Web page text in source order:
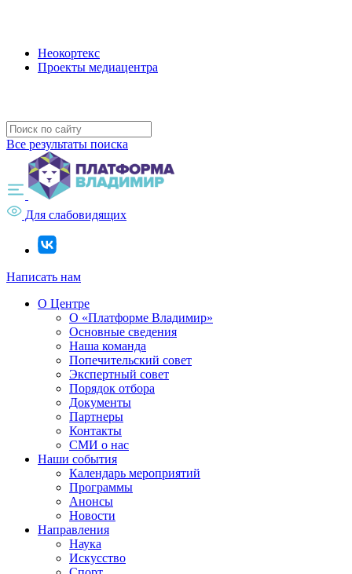
Неокортекс
Проекты медиацентра
Все результаты поиска
Для слабовидящих
Написать нам
О Центре
О «Платформе Владимир»
Основные сведения
Наша команда
Попечительский совет
Экспертный совет
Порядок отбора
Документы
Партнеры
Контакты
СМИ о нас
Наши события
Календарь мероприятий
Программы
Анонсы
Новости
Направления
Наука
Искусство